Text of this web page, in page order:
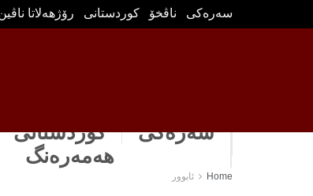
سه‌ره‌كی ناڤخۆ كوردستانى رۆژهه‌لاتا
سەرەکی كوردستانى
هه‌مه‌ره‌نگ
Home ئابوور